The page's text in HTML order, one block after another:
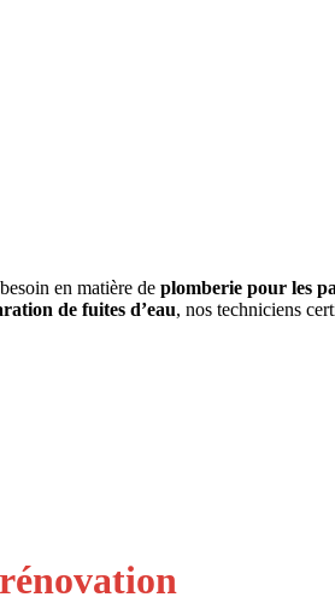
en matière de plomberie pour les
de fuites d’eau, nos techniciens
rénovation